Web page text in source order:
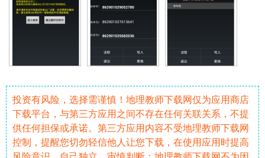
投资有风险，选择需谨慎！地理教师下载网仅为应用商店
下载平台，与第三方应用之间不存在任何关联关系，不提
供任何担保或承诺。第三方应用内容不受地理教师下载网
控制，提醒您切勿轻信他人让您下载，在使用应用时提高